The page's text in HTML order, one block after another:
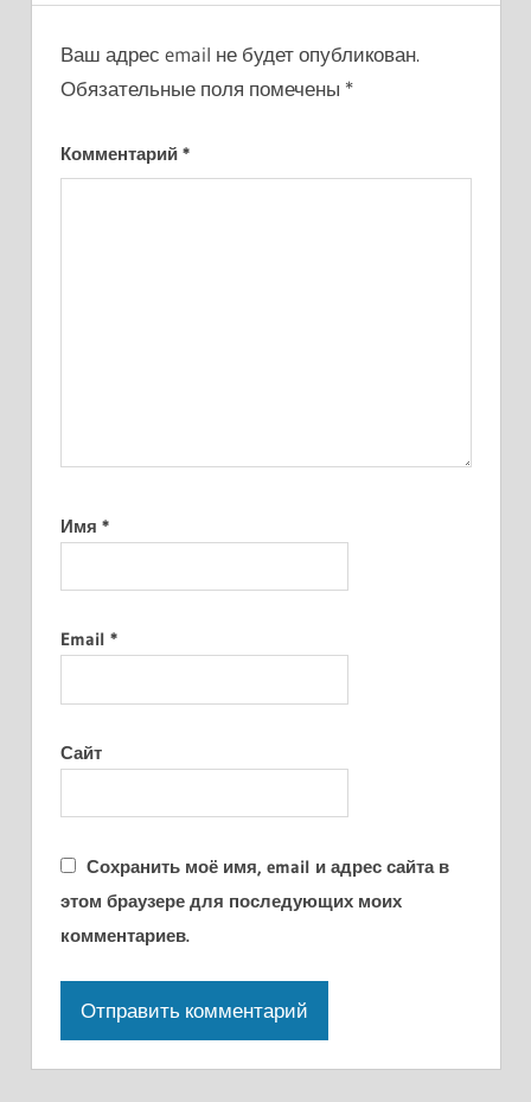
Ваш адрес email не будет опубликован.
Обязательные поля помечены *
Комментарий *
Имя *
Email *
Сайт
Сохранить моё имя, email и адрес сайта в
этом браузере для последующих моих
комментариев.